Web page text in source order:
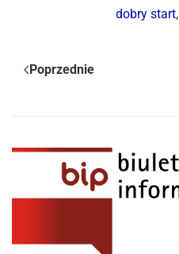
dobry start,
Poprzednie